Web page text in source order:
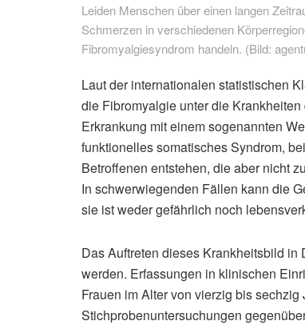
Leiden Menschen über einen langen
Schmerzen in verschiedenen
Fibromyalgiesyndrom handeln. (Bild:
Laut der internationalen statistischen
die Fibromyalgie unter die
Erkrankung mit einem sogenannten
funktionelles somatisches Syndrom,
Betroffenen entstehen, die aber nicht
In schwerwiegenden Fällen kann die
sie ist weder gefährlich noch
Das Auftreten dieses Krankheitsbild
werden. Erfassungen in klinischen
Frauen im Alter von vierzig bis
Stichprobenuntersuchungen